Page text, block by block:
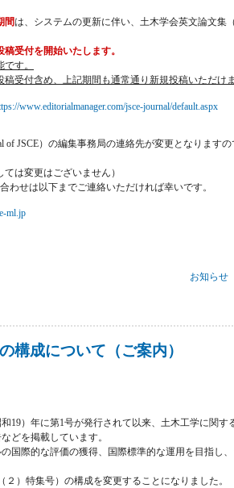
間は、システムの更新に伴い、土木学会英文論文集
受付を開始いたします。
す。
受付含め、上記期間も通常通り新規投稿いただけま
www.editorialmanager.com/jsce-journal/default.aspx
of JSCE）の編集事務局の連絡先が変更となります
は変更はございません）
わせは以下までご連絡いただければ幸いです。
ml.jp
お知らせ
せ について
構成について（ご案内）
19）年に第1号が発行されて以来、土木工学に関す
どを掲載しています。
国際的な評価の獲得、国際標準的な運用を目指し
）特集号）の構成を変更することになりました。